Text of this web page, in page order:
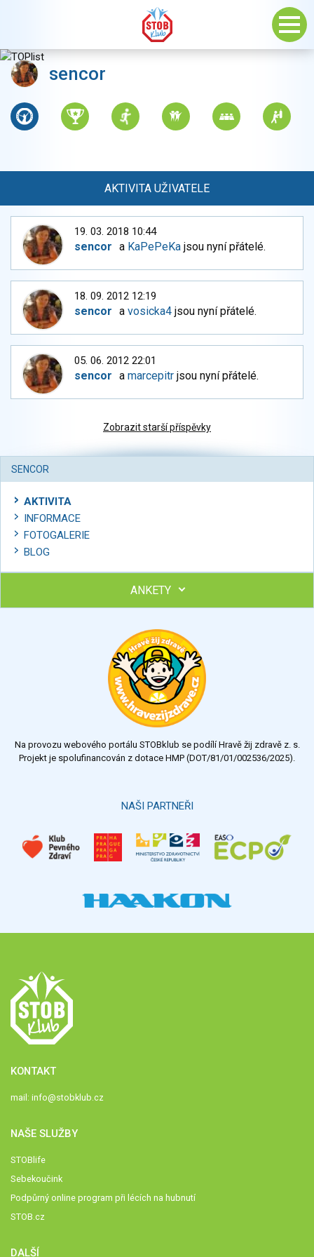
sencor
AKTIVITA UŽIVATELE
19. 03. 2018 10:44
sencor a KaPePeKa jsou nyní přátelé.
18. 09. 2012 12:19
sencor avosicka4 jsou nyní přátelé.
05. 06. 2012 22:01
sencor amarcepitr jsou nyní přátelé.
Zobrazit starší příspěvky
SENCOR
AKTIVITA
INFORMACE
FOTOGALERIE
BLOG
ANKETY
Výsledky Všechny ankety
Na provozu webového portálu STOBklub se podílí Hravě žij zdravě z. s.
Projekt je spolufinancován z dotace HMP (DOT/81/01/002536/2025).
NAŠI PARTNEŘI
KONTAKT
mail: info@stobklub.cz
NAŠE SLUŽBY
STOBlife
Sebekoučink
Podpůrný online program při lécích na hubnutí
STOB.cz
DALŠÍ